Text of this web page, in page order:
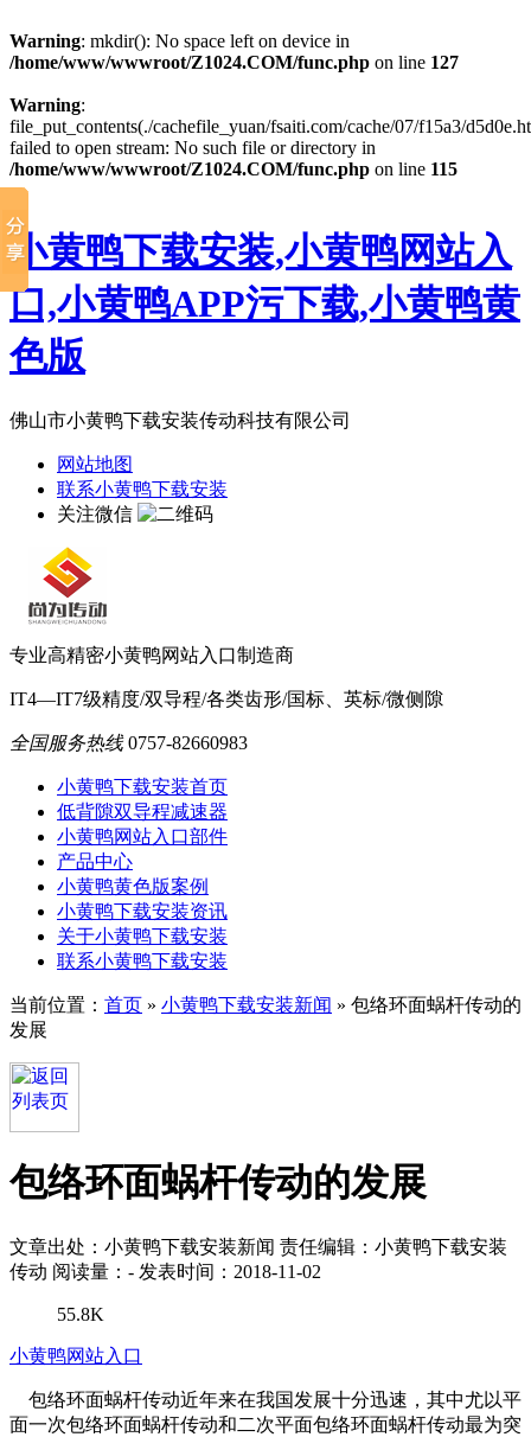
Warning: mkdir(): No space left on device in
/home/www/wwwroot/Z1024.COM/func.php on line 127
Warning:
file_put_contents(./cachefile_yuan/fsaiti.com/cache/07/f15a3/
failed to open stream: No such file or directory in
/home/www/wwwroot/Z1024.COM/func.php on line 115
小黄鸭下载安装,小黄鸭网站入
口,小黄鸭APP污下载,小黄鸭黄
色版
佛山市小黄鸭下载安装传动科技有限公司
网站地图
联系小黄鸭下载安装
关注微信
专业高精密小黄鸭网站入口制造商
IT4—IT7级精度/双导程/各类齿形/国标、英标/微侧隙
全国服务热线 0757-82660983
小黄鸭下载安装首页
低背隙双导程减速器
小黄鸭网站入口部件
产品中心
小黄鸭黄色版案例
小黄鸭下载安装资讯
关于小黄鸭下载安装
联系小黄鸭下载安装
当前位置： 首页 » 小黄鸭下载安装新闻 » 包络环面蜗杆传动的
发展
包络环面蜗杆传动的发展
文章出处：小黄鸭下载安装新闻 责任编辑：小黄鸭下载安装
传动 阅读量： - 发表时间：2018-11-02
55.8K
小黄鸭网站入口
包络环面蜗杆传动近年来在我国发展十分迅速，其中尤以平
面一次包络环面蜗杆传动和二次平面包络环面蜗杆传动最为突